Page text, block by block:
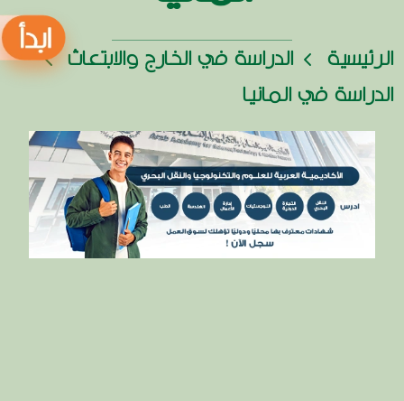
الرئيسية
الدراسة في الخارج والابتعاث
الدراسة في المانيا